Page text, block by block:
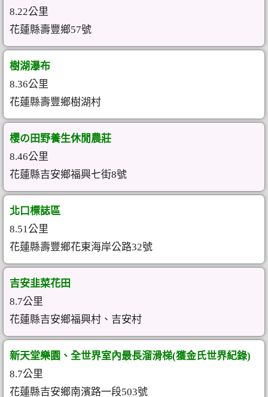
8.22公里
花蓮縣壽豐鄉57號
樹湖瀑布
8.36公里
花蓮縣壽豐鄉樹湖村
櫻の田野養生休閒農莊
8.46公里
花蓮縣吉安鄉福興七街8號
北口標誌區
8.51公里
花蓮縣壽豐鄉花東海岸公路32號
吉安韭菜花田
8.7公里
花蓮縣吉安鄉福興村、吉安村
新天堂樂園、全世界室內最長溜滑梯(獲金氏世界紀錄)
8.7公里
花蓮縣吉安鄉南濱路一段503號